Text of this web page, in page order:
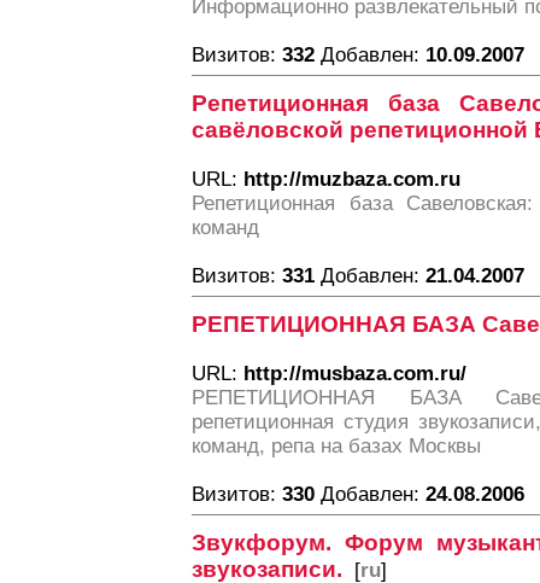
Информационно развлекательный
Визитов: 332 Добавлен: 10.09.2007
Репетиционная база
савёловской репетиционной
URL: http://muzbaza.com.ru
Репетиционная база
команд
Визитов: 331 Добавлен: 21.04.2007
РЕПЕТИЦИОННАЯ БАЗА
URL: http://musbaza.com.ru/
РЕПЕТИЦИОННАЯ БАЗА
репетиционная студия
команд, репа на базах Москвы
Визитов: 330 Добавлен: 24.08.2006
Звукфорум. Форум
звукозаписи. [ru]